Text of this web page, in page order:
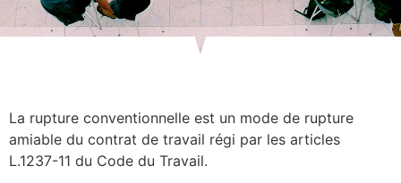
La rupture conventionnelle est un mode de rupture
amiable du contrat de travail régi par les articles
L.1237-11 du Code du Travail.